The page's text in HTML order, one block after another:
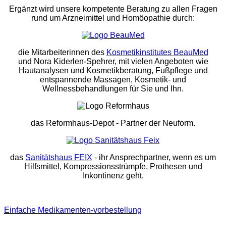
Ergänzt wird unsere kompetente Beratung zu allen Fragen
rund um Arzneimittel und Homöopathie durch:
die Mitarbeiterinnen des Kosmetikinstitutes BeauMed
und Nora Kiderlen-Spehrer, mit vielen Angeboten wie
Hautanalysen und Kosmetikberatung, Fußpflege und
entspannende Massagen, Kosmetik- und
Wellnessbehandlungen für Sie und Ihn.
das Reformhaus-Depot- Partner der Neuform.
das Sanitätshaus FEIX - ihr Ansprechpartner, wenn es um
Hilfsmittel, Kompressionsstrümpfe, Prothesen und
Inkontinenz geht.
Einfache Medikamenten-vorbestellung